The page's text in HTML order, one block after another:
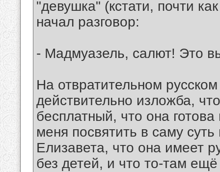
"девушка" (кстати, почти
начал разговор:
- Мадмуазель, салют! Это
На отвратительном
действительно изложба,
бесплатный, что она
меня посвятить в саму
Елизавета, что она имеет
без детей, и что то-там